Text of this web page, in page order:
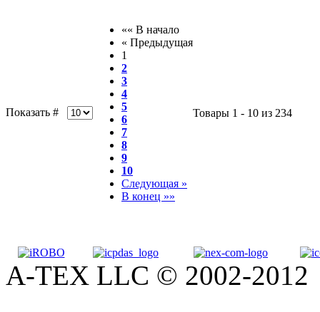
Показать #
«« В начало
« Предыдущая
1
2
3
4
5
6
7
8
9
10
Следующая »
В конец »»
Товары 1 - 10 из 234
A-TEX LLC © 2002-2012